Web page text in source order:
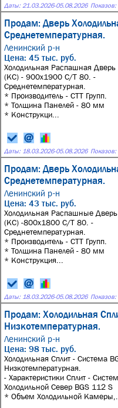
Даты: 21.03.2026-05.08.2026
Продам: Дверь
Среднетемпературная.
Ленинский р-н
Цена: 45 тыс. руб.
Холодильная Распашная
(КС) - 900х1900 С/Т 80. -
Среднетемпературная.
* Производитель - СТТ Групп.
* Толщина Панелей - 80 мм
* Конструкци...
Даты: 18.03.2026-05.08.2026 Показов:
Продам: Дверь
Среднетемпературная.
Ленинский р-н
Цена: 43 тыс. руб.
Холодильная Распашные
(КС) -800х1800 С/Т 80. -
Среднетемпературная.
* Производитель - СТТ Групп.
* Толщина Панелей - 80 мм
* Конструкция...
Даты: 18.03.2026-05.08.2026
Продам: Холодильная
Низкотемпературная.
Ленинский р-н
Цена: 98 тыс. руб.
Холодильная Сплит - Система
Низкотемпературная.
- Характеристики Сплит -
Холодильной Север BGS 112 S
* Объем Холодильной Камеры,...